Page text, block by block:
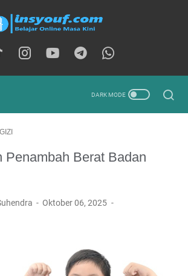
GIZI
Penambah Berat Badan
Oktober 06, 2025